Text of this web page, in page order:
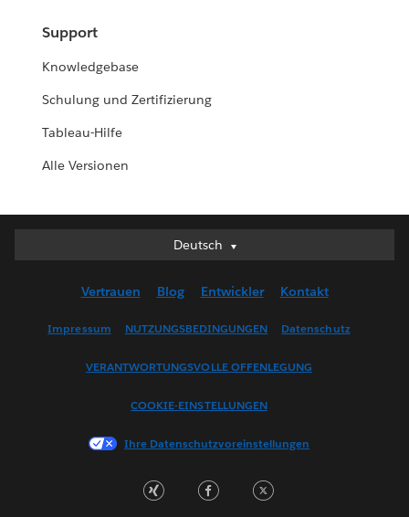
Support
Knowledgebase
Schulung und Zertifizierung
Tableau-Hilfe
Alle Versionen
Deutsch
Deutsch
English (US)
Français (France)
한국어
Português
Vertrauen Blog Entwickler Kontakt
Impressum NUTZUNGSBEDINGUNGEN Datenschutz
VERANTWORTUNGSVOLLE OFFENLEGUNG
COOKIE-EINSTELLUNGEN
Ihre Datenschutzvoreinstellungen